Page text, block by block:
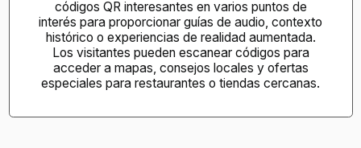
códigos QR interesantes en varios puntos de
interés para proporcionar guías de audio, contexto
histórico o experiencias de realidad aumentada.
Los visitantes pueden escanear códigos para
acceder a mapas, consejos locales y ofertas
especiales para restaurantes o tiendas cercanas.